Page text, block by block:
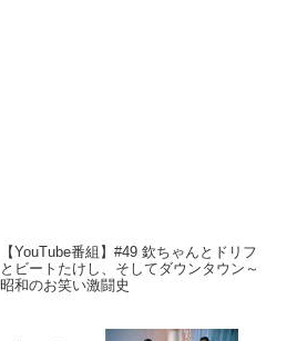
【YouTube番組】#49 欽ちゃんとドリフ
とビートたけし、そしてダウンタウン～
昭和のお笑い激闘史